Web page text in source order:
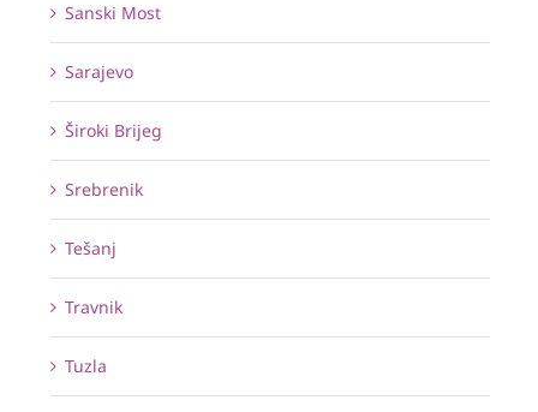
Sanski Most
Sarajevo
Široki Brijeg
Srebrenik
Tešanj
Travnik
Tuzla